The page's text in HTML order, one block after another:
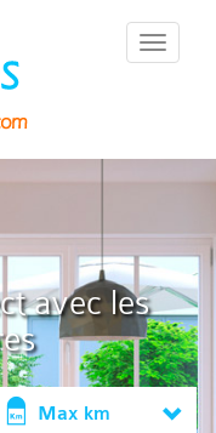
::Menu::
avec les
Max km